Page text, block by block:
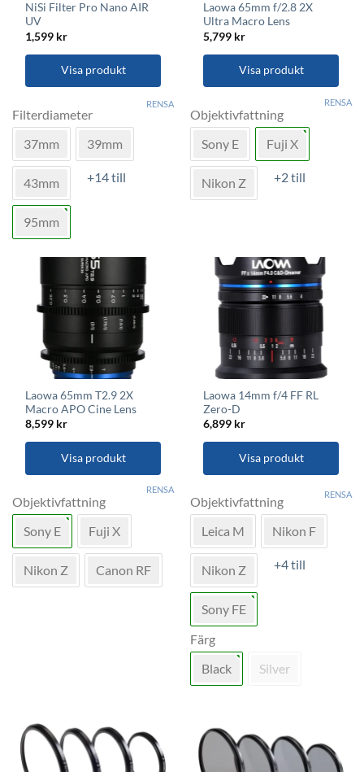
NiSi Filter Pro Nano AIR
UV
1,599 kr
Visa produkt
här
produkten
har
flera
varianter.
De
olika
produktsidan
Filterdiameter
37mm
39mm
43mm +14 till
95mm
RENSA
Laowa 65mm f/2.8 2X
Ultra Macro Lens
5,799 kr
Visa produkt
här
produkten
har
flera
varianter.
De
väljas
produktsidan
Objektivfattning
Sony E
Fuji X
Nikon Z +2 till
RENSA
Laowa 65mm T2.9 2X
Macro APO Cine Lens
8,599 kr
Visa produkt
här
produkten
har
flera
varianter.
De
Objektivfattning
Sony E
Fuji X
Nikon Z Canon RF
RENSA
Laowa 14mm f/4 FF RL
Zero-D
6,899 kr
Visa produkt
här
produkten
har
flera
varianter.
De
olika
alternativen
kan
väljas
på
produktsidan
Objektivfattning
Leica M
Nikon F
Nikon Z +4 till
Sony FE
Färg
Black
Silver
RENSA